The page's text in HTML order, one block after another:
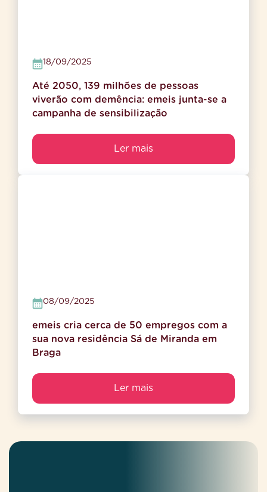
18/09/2025
Até 2050, 139 milhões de pessoas
viverão com demência: emeis junta-se a
campanha de sensibilização
Ler mais
08/09/2025
emeis cria cerca de 50 empregos com a
sua nova residência Sá de Miranda em
Braga
Ler mais